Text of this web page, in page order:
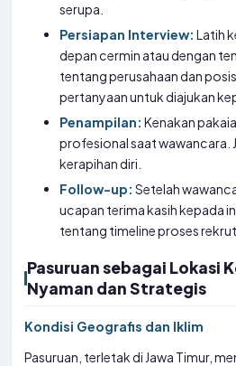
serupa.
Persiapan Interview: Latih
depan cermin atau dengan
tentang perusahaan dan
pertanyaan untuk diajukan
Penampilan: Kenakan
profesional saat wawancara.
kerapihan diri.
Follow-up: Setelah
ucapan terima kasih kepada
tentang timeline proses
Pasuruan sebagai Lokasi
Nyaman dan Strategis
Kondisi Geografis dan Iklim
Pasuruan, terletak di Jawa Timur,